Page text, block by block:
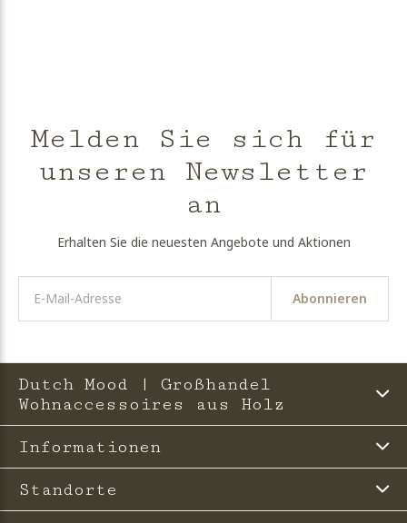
Melden Sie sich für
unseren Newsletter
an
Erhalten Sie die neuesten Angebote und Aktionen
Abonnieren
Dutch Mood | Großhandel
Wohnaccessoires aus Holz
Informationen
Standorte